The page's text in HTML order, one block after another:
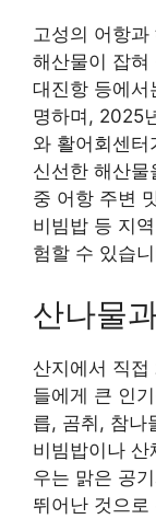
고성의 어항
해산물이 잡혀
대진항 등에서
명하며, 2025
와 활어회센터
신선한 해산
중 어항 주변
비빔밥 등 지
험할 수 있습
산나물
산지에서 직접
들에게 큰 인
릅, 곰취, 참나
비빔밥이나
우는 맑은 공
뛰어난 것으